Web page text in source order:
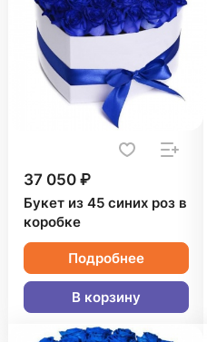
37 050 ₽
Букет из 45 синих роз в
коробке
Подробнее
В корзину